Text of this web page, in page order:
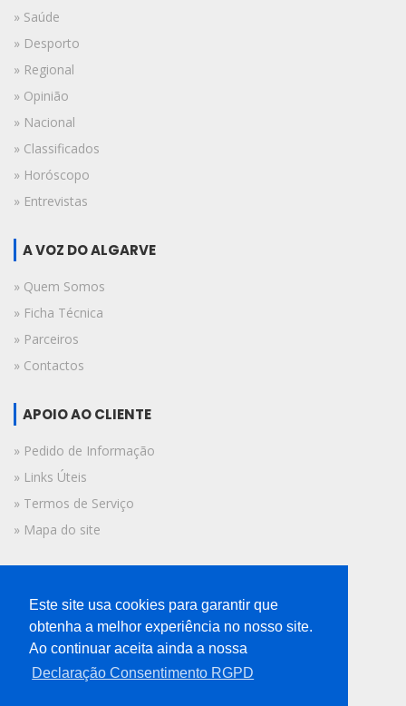
» Saúde
» Desporto
» Regional
» Opinião
» Nacional
» Classificados
» Horóscopo
» Entrevistas
A VOZ DO ALGARVE
» Quem Somos
» Ficha Técnica
» Parceiros
» Contactos
APOIO AO CLIENTE
» Pedido de Informação
» Links Úteis
» Termos de Serviço
» Mapa do site
© 2019 A Voz do Algarve.
Todos os direitos reservados.
Este site usa cookies para garantir que
obtenha a melhor experiência no nosso site.
Ao continuar aceita ainda a nossa
Declaração Consentimento RGPD